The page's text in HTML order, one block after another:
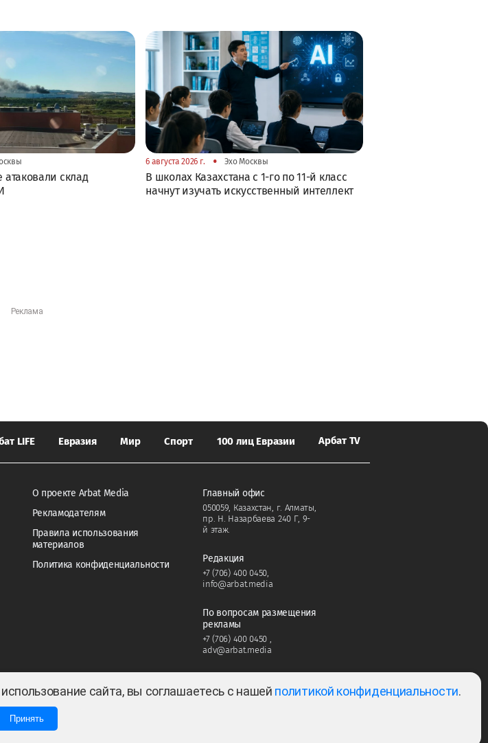
атаковали склад
6 августа 2026 г. • Эхо Москвы
В школах Казахстана с 1-го по 11-й класс
начнут изучать искусственный интеллект
LIFE Евразия Мир Спорт 100 лиц Евразии Арбат TV
О проекте Arbat Media
Рекламодателям
Правила использования
материалов
Политика конфиденциальности
Главный офис
050059, Казахстан, г. Алматы,
пр. Н. Назарбаева 240 Г, 9-
й этаж.
Редакция
+7 (706) 400 0450
info@arbat.media
По вопросам размещения
рекламы
+7 (706) 400 0450
adv@arbat.media
Тема:
сайта, вы соглашаетесь с нашей политикой конфиденциальности.
Принять